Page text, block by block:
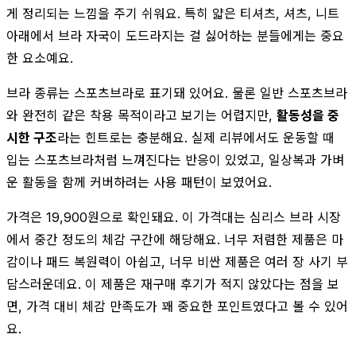
게 정리되는 느낌을 주기 쉬워요. 특히 얇은 티셔츠, 셔츠, 니트
아래에서 브라 자국이 도드라지는 걸 싫어하는 분들에게는 중요
한 요소예요.
브라 종류는 스포츠브라로 표기돼 있어요. 물론 일반 스포츠브라
와 완전히 같은 착용 목적이라고 보기는 어렵지만, 활동성을 중
시한 구조라는 힌트로는 충분해요. 실제 리뷰에서도 운동할 때
입는 스포츠브라처럼 느껴진다는 반응이 있었고, 일상복과 가벼
운 활동을 함께 커버하려는 사용 패턴이 보였어요.
가격은 19,900원으로 확인돼요. 이 가격대는 심리스 브라 시장
에서 중간 정도의 체감 구간에 해당해요. 너무 저렴한 제품은 마
감이나 패드 복원력이 아쉽고, 너무 비싼 제품은 여러 장 사기 부
담스러운데요. 이 제품은 재구매 후기가 적지 않았다는 점을 보
면, 가격 대비 체감 만족도가 꽤 중요한 포인트였다고 볼 수 있어
요.